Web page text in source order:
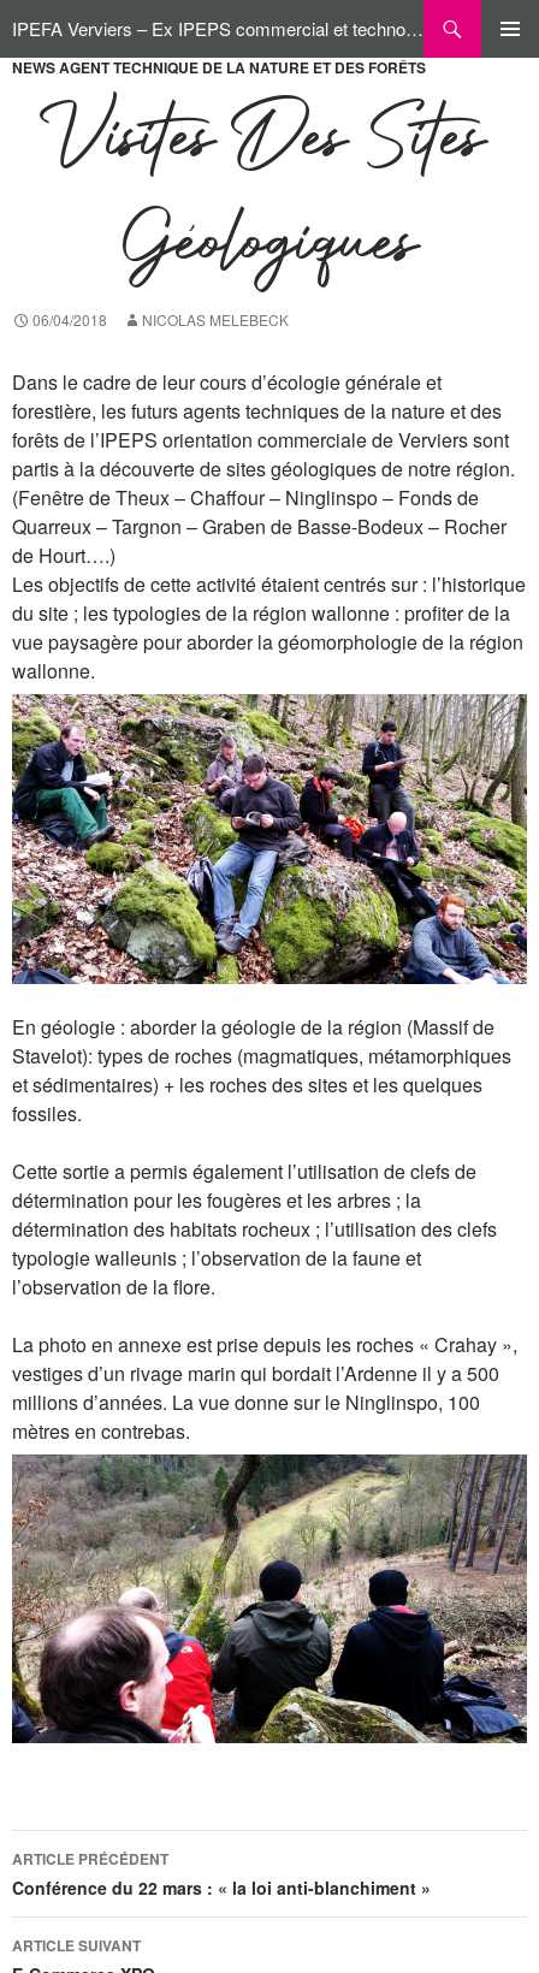
au
contenu
IPEFA Verviers – Ex IPEPS commercial et technologique
NEWS AGENT TECHNIQUE DE LA NATURE ET DES FORÊTS
Visites Des Sites
Géologiques
06/04/2018 NICOLAS MELEBECK
Dans le cadre de leur cours d’écologie générale et
forestière, les futurs agents techniques de la nature et des
forêts de l’IPEPS orientation commerciale de Verviers sont
partis à la découverte de sites géologiques de notre région.
(Fenêtre de Theux – Chaffour – Ninglinspo – Fonds de
Quarreux – Targnon – Graben de Basse-Bodeux – Rocher
de Hourt….)
Les objectifs de cette activité étaient centrés sur : l’historique
du site ; les typologies de la région wallonne : profiter de la
vue paysagère pour aborder la géomorphologie de la région
wallonne.
En géologie : aborder la géologie de la région (Massif de
Stavelot): types de roches (magmatiques, métamorphiques
et sédimentaires) + les roches des sites et les quelques
fossiles.
Cette sortie a permis également l’utilisation de clefs de
détermination pour les fougères et les arbres ; la
détermination des habitats rocheux ; l’utilisation des clefs
typologie walleunis ; l’observation de la faune et
l’observation de la flore.
La photo en annexe est prise depuis les roches « Crahay »,
vestiges d’un rivage marin qui bordait l’Ardenne il y a 500
millions d’années. La vue donne sur le Ninglinspo, 100
mètres en contrebas.
Navigation
des
articles
ARTICLE PRÉCÉDENT
Conférence du 22 mars : « la loi anti-blanchiment »
ARTICLE SUIVANT